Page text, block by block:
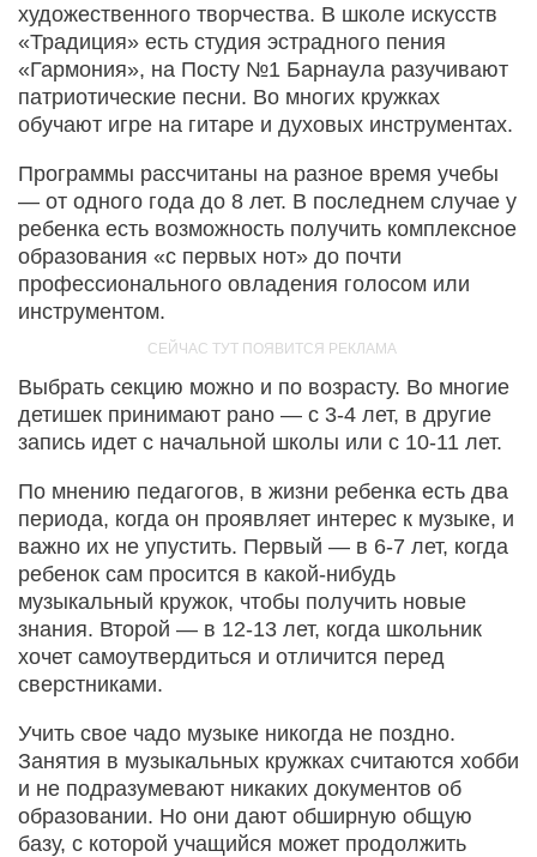
художественного творчества. В школе искусств
«Традиция» есть студия эстрадного пения
«Гармония», на Посту №1 Барнаула разучивают
патриотические песни. Во многих кружках
обучают игре на гитаре и духовых инструментах.
Программы рассчитаны на разное время учебы
— от одного года до 8 лет. В последнем случае у
ребенка есть возможность получить комплексное
образования «с первых нот» до почти
профессионального овладения голосом или
инструментом.
Выбрать секцию можно и по возрасту. Во многие
детишек принимают рано — с 3-4 лет, в другие
запись идет с начальной школы или с 10-11 лет.
По мнению педагогов, в жизни ребенка есть два
периода, когда он проявляет интерес к музыке, и
важно их не упустить. Первый — в 6-7 лет, когда
ребенок сам просится в какой-нибудь
музыкальный кружок, чтобы получить новые
знания. Второй — в 12-13 лет, когда школьник
хочет самоутвердиться и отличится перед
сверстниками.
Учить свое чадо музыке никогда не поздно.
Занятия в музыкальных кружках считаются хобби
и не подразумевают никаких документов об
образовании. Но они дают обширную общую
базу, с которой учащийся может продолжить